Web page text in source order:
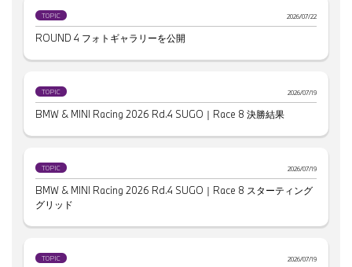
TOPIC 2026/07/22
ROUND 4 フォトギャラリーを公開
TOPIC 2026/07/19
BMW & MINI Racing 2026 Rd.4 SUGO｜Race 8 決勝結果
TOPIC 2026/07/19
BMW & MINI Racing 2026 Rd.4 SUGO｜Race 8 スターティング
グリッド
TOPIC 2026/07/19